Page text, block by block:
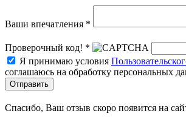
Ваши впечатления *
Проверочный код! *
Я принимаю условия
соглашаюсь на обработку персональных
Отправить
Спасибо, Ваш отзыв скоро появится на